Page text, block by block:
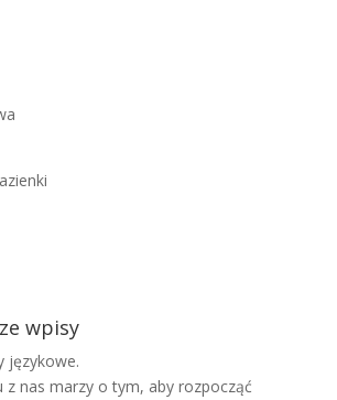
wpisy
językowe.
z nas marzy o tym, aby rozpocząć